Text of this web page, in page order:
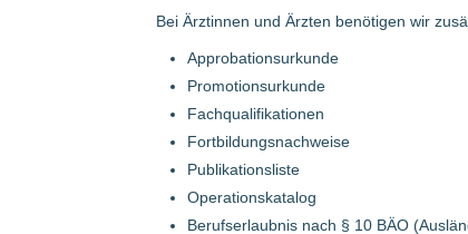
Bei Ärztinnen und Ärzten benötigen wir
Approbationsurkunde
Promotionsurkunde
Fachqualifikationen
Fortbildungsnachweise
Publikationsliste
Operationskatalog
Berufserlaubnis nach § 10 BÄO